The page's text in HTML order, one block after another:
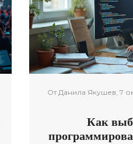
После освоения
общаться с DOM,
создавать
странице. В статье
аспекты этого
так важен в
От Данила Якушев, 7
Как